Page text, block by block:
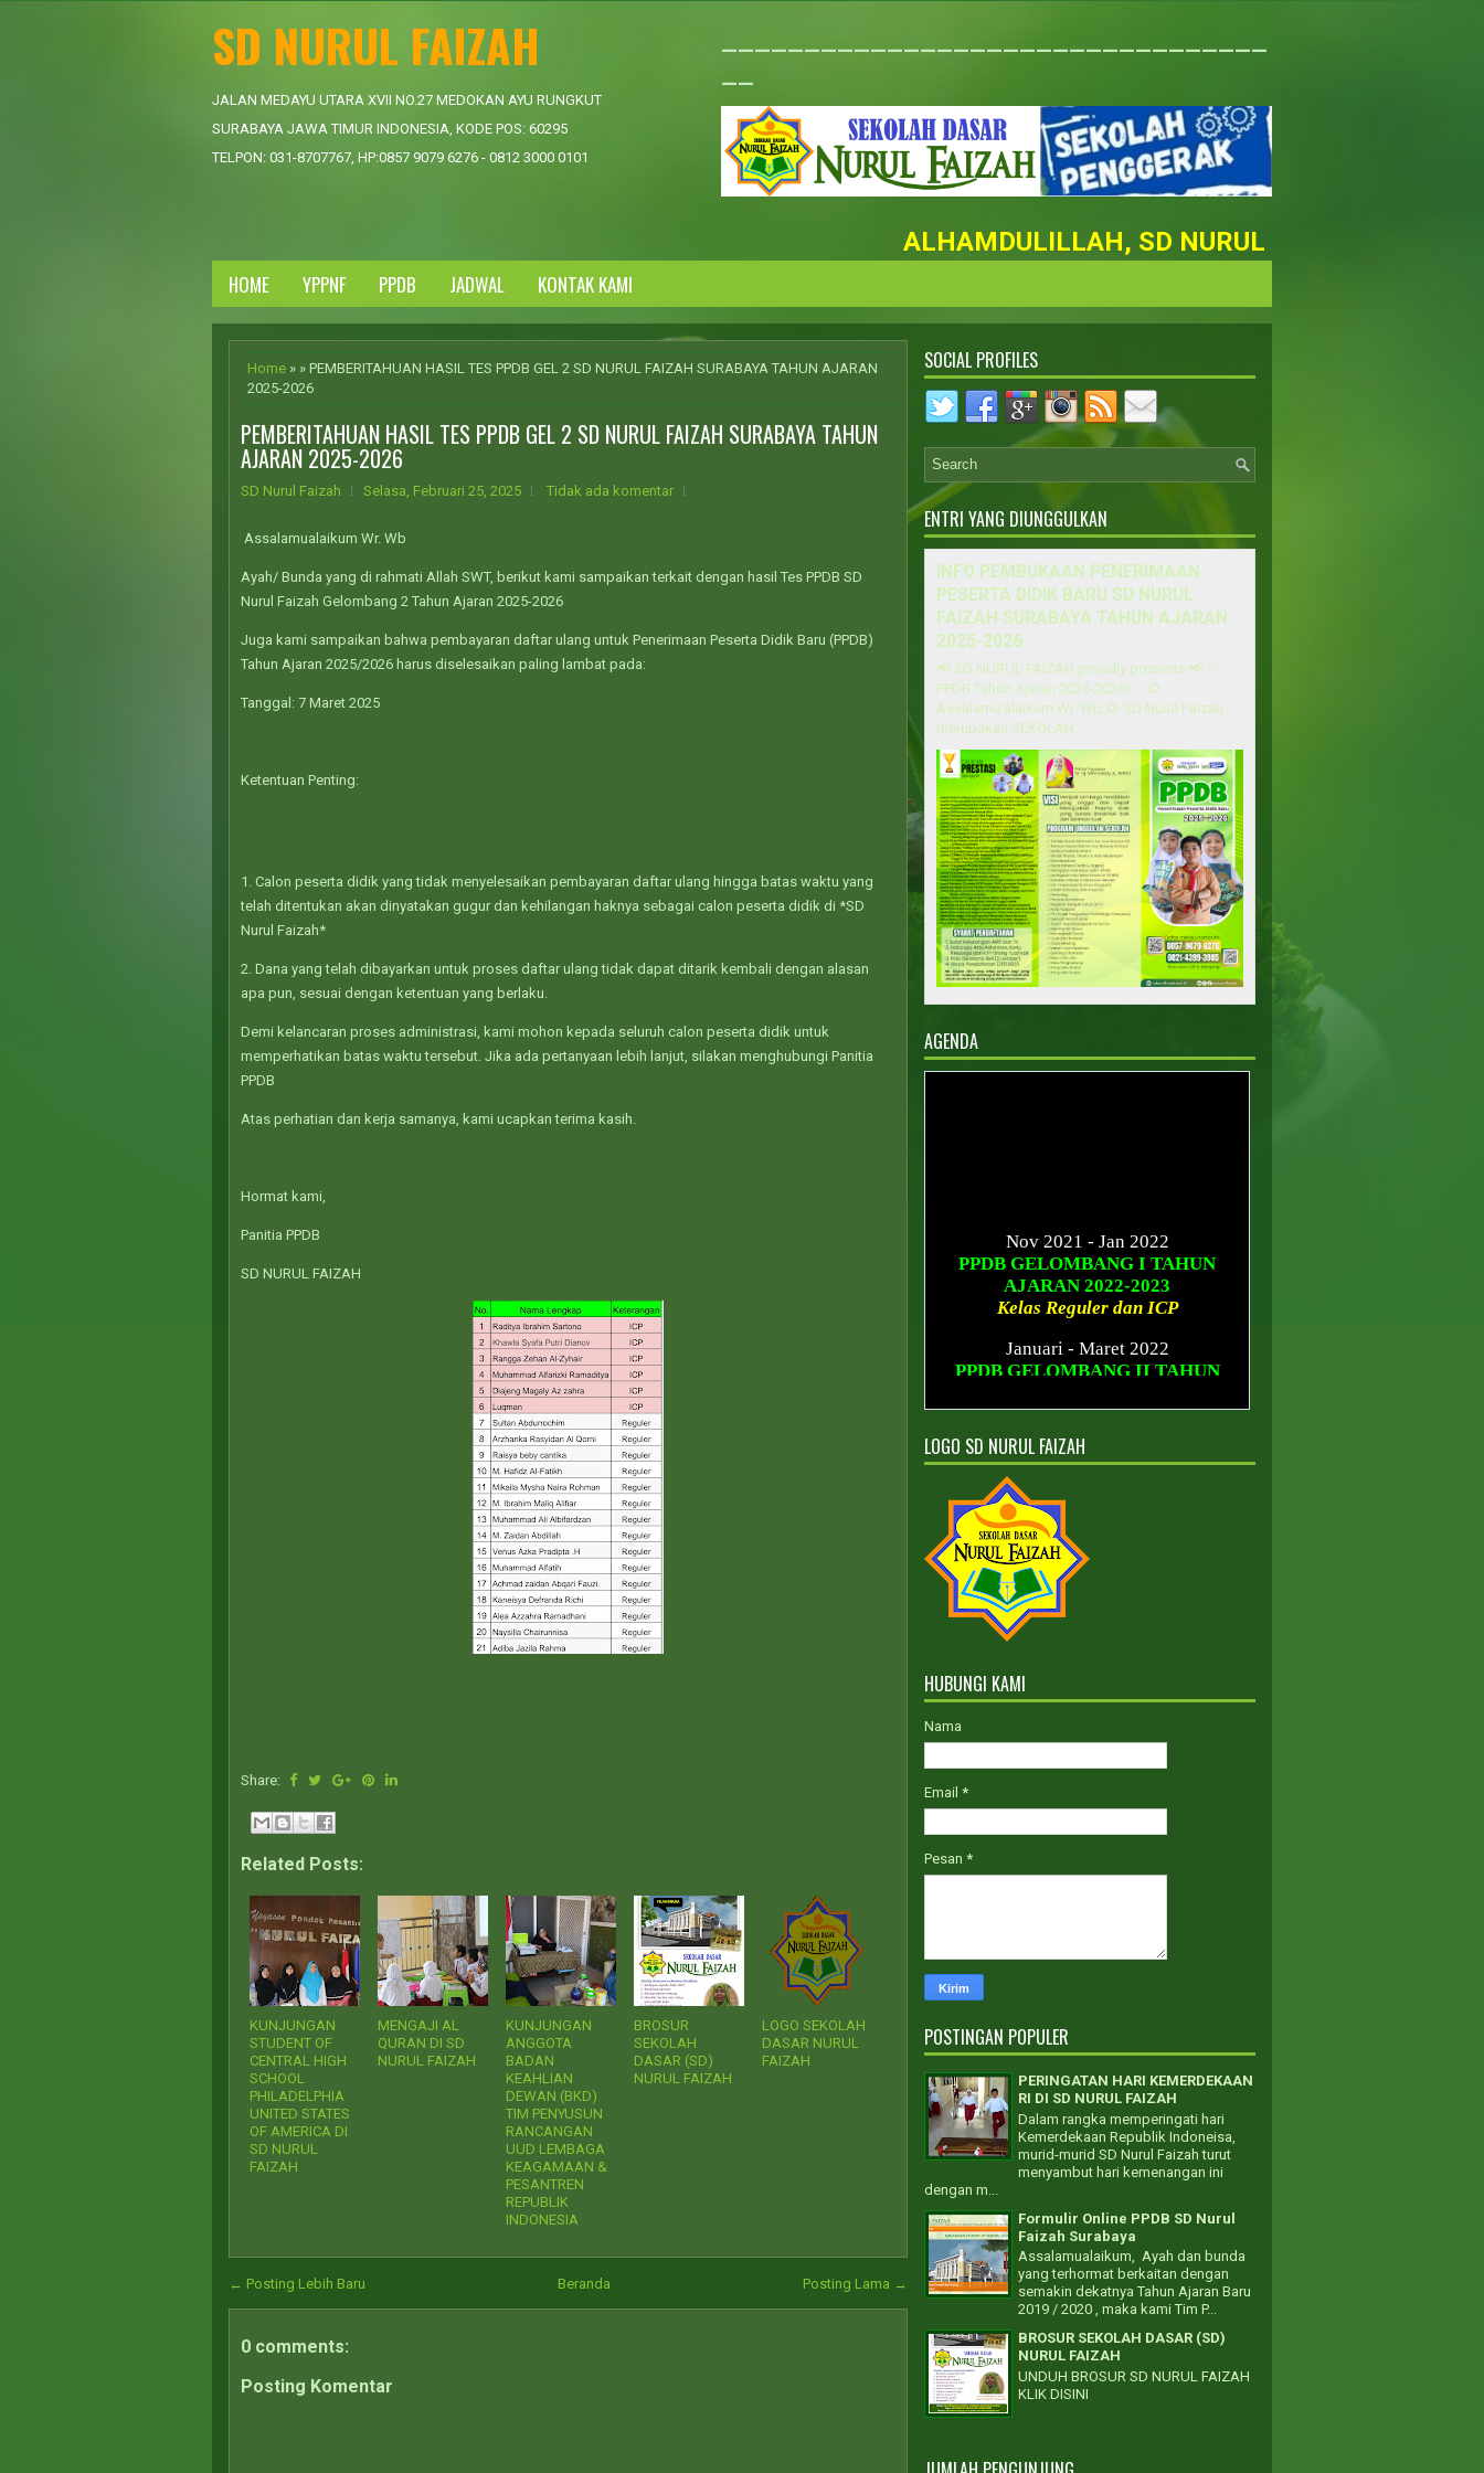
SD NURUL FAIZAH
JALAN MEDAYU UTARA XVII NO.27 MEDOKAN AYU RUNGKUT
SURABAYA JAWA TIMUR INDONESIA, KODE POS: 60295
TELPON: 031-8707767, HP:0857 9079 6276 - 0812 3000 0101
_________________________________
__
ALHAMDULILLAH, SD NURUL FAIZAH MASUK
HOME YPPNF PPDB JADWAL KONTAK KAMI
Home » » PEMBERITAHUAN HASIL TES PPDB GEL 2 SD NURUL FAIZAH SURABAYA TAHUN AJARAN
2025-2026
PEMBERITAHUAN HASIL TES PPDB GEL 2 SD NURUL FAIZAH SURABAYA TAHUN
AJARAN 2025-2026
SD Nurul Faizah Selasa, Februari 25, 2025 Tidak ada komentar
Assalamualaikum Wr. Wb
Ayah/ Bunda yang di rahmati Allah SWT, berikut kami sampaikan terkait dengan hasil Tes PPDB SD
Nurul Faizah Gelombang 2 Tahun Ajaran 2025-2026
Juga kami sampaikan bahwa pembayaran daftar ulang untuk Penerimaan Peserta Didik Baru (PPDB)
Tahun Ajaran 2025/2026 harus diselesaikan paling lambat pada:
Tanggal: 7 Maret 2025
Ketentuan Penting:
1. Calon peserta didik yang tidak menyelesaikan pembayaran daftar ulang hingga batas waktu yang
telah ditentukan akan dinyatakan gugur dan kehilangan haknya sebagai calon peserta didik di *SD
Nurul Faizah*
2. Dana yang telah dibayarkan untuk proses daftar ulang tidak dapat ditarik kembali dengan alasan
apa pun, sesuai dengan ketentuan yang berlaku.
Demi kelancaran proses administrasi, kami mohon kepada seluruh calon peserta didik untuk
memperhatikan batas waktu tersebut. Jika ada pertanyaan lebih lanjut, silakan menghubungi Panitia
PPDB
Atas perhatian dan kerja samanya, kami ucapkan terima kasih.
Hormat kami,
Panitia PPDB
SD NURUL FAIZAH
Share:
Related Posts:
KUNJUNGAN
STUDENT OF
CENTRAL HIGH
SCHOOL
PHILADELPHIA
UNITED STATES
OF AMERICA DI
SD NURUL
FAIZAH
MENGAJI AL
QURAN DI SD
NURUL FAIZAH
KUNJUNGAN
ANGGOTA
BADAN
KEAHLIAN
DEWAN (BKD)
TIM PENYUSUN
RANCANGAN
UUD LEMBAGA
KEAGAMAAN &
PESANTREN
REPUBLIK
INDONESIA
BROSUR
SEKOLAH
DASAR (SD)
NURUL FAIZAH
LOGO SEKOLAH
DASAR NURUL
FAIZAH
← Posting Lebih Baru Posting Lama →
Beranda
0 comments:
Posting Komentar
SOCIAL PROFILES
ENTRI YANG DIUNGGULKAN
INFO PEMBUKAAN PENERIMAAN
PESERTA DIDIK BARU SD NURUL
FAIZAH SURABAYA TAHUN AJARAN
2025-2026
📢 SD NURUL FAIZAH proudly presents 📢 ✨
PPDB Tahun Ajaran 2025-2026✨ 🌻
Assalamu'alaikum Wr. Wb.🌻 SD Nurul Faizah
merupakan SEKOLAH...
AGENDA
PPDB GELOMBANG I TAHUN
AJARAN 2022-2023
Kelas Reguler dan ICP
Januari - Maret 2022
PPDB GELOMBANG II TAHUN
AJARAN 2022-2023
Sesudah Maret 2022
PPDB GELOMBANG III TAHUN
AJARAN 2022-2023
Kelas Reguler dan ICP
LOGO SD NURUL FAIZAH
HUBUNGI KAMI
Nama
Email *
Pesan *
POSTINGAN POPULER
PERINGATAN HARI KEMERDEKAAN
RI DI SD NURUL FAIZAH
Dalam rangka memperingati hari
Kemerdekaan Republik Indoneisa,
murid-murid SD Nurul Faizah turut
menyambut hari kemenangan ini
dengan m...
Formulir Online PPDB SD Nurul
Faizah Surabaya
Assalamualaikum, Ayah dan bunda
yang terhormat berkaitan dengan
semakin dekatnya Tahun Ajaran Baru
2019 / 2020 , maka kami Tim P...
BROSUR SEKOLAH DASAR (SD)
NURUL FAIZAH
UNDUH BROSUR SD NURUL FAIZAH
KLIK DISINI